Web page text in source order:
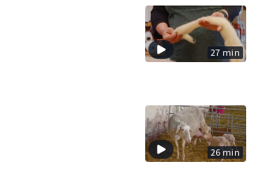
27 min
26 min